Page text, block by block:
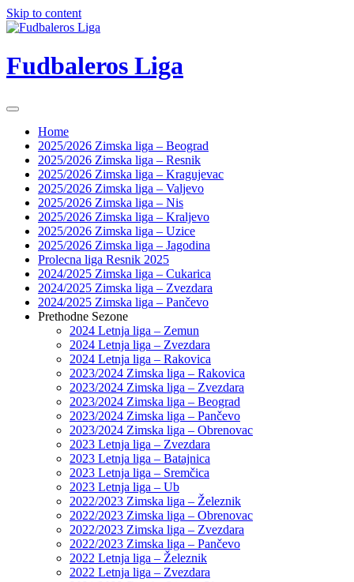
Skip to content
Fudbaleros Liga
Home
2025/2026 Zimska liga – Beograd
2025/2026 Zimska liga – Resnik
2025/2026 Zimska liga – Kragujevac
2025/2026 Zimska liga – Valjevo
2025/2026 Zimska liga – Nis
2025/2026 Zimska liga – Kraljevo
2025/2026 Zimska liga – Uzice
2025/2026 Zimska liga – Jagodina
Prolecna liga Resnik 2025
2024/2025 Zimska liga – Cukarica
2024/2025 Zimska liga – Zvezdara
2024/2025 Zimska liga – Pančevo
Prethodne Sezone
2024 Letnja liga – Zemun
2024 Letnja liga – Zvezdara
2024 Letnja liga – Rakovica
2023/2024 Zimska liga – Rakovica
2023/2024 Zimska liga – Zvezdara
2023/2024 Zimska liga – Beograd
2023/2024 Zimska liga – Pančevo
2023/2024 Zimska liga – Obrenovac
2023 Letnja liga – Zvezdara
2023 Letnja liga – Batajnica
2023 Letnja liga – Sremčica
2023 Letnja liga – Ub
2022/2023 Zimska liga – Železnik
2022/2023 Zimska liga – Obrenovac
2022/2023 Zimska liga – Zvezdara
2022/2023 Zimska liga – Pančevo
2022 Letnja liga – Železnik
2022 Letnja liga – Zvezdara